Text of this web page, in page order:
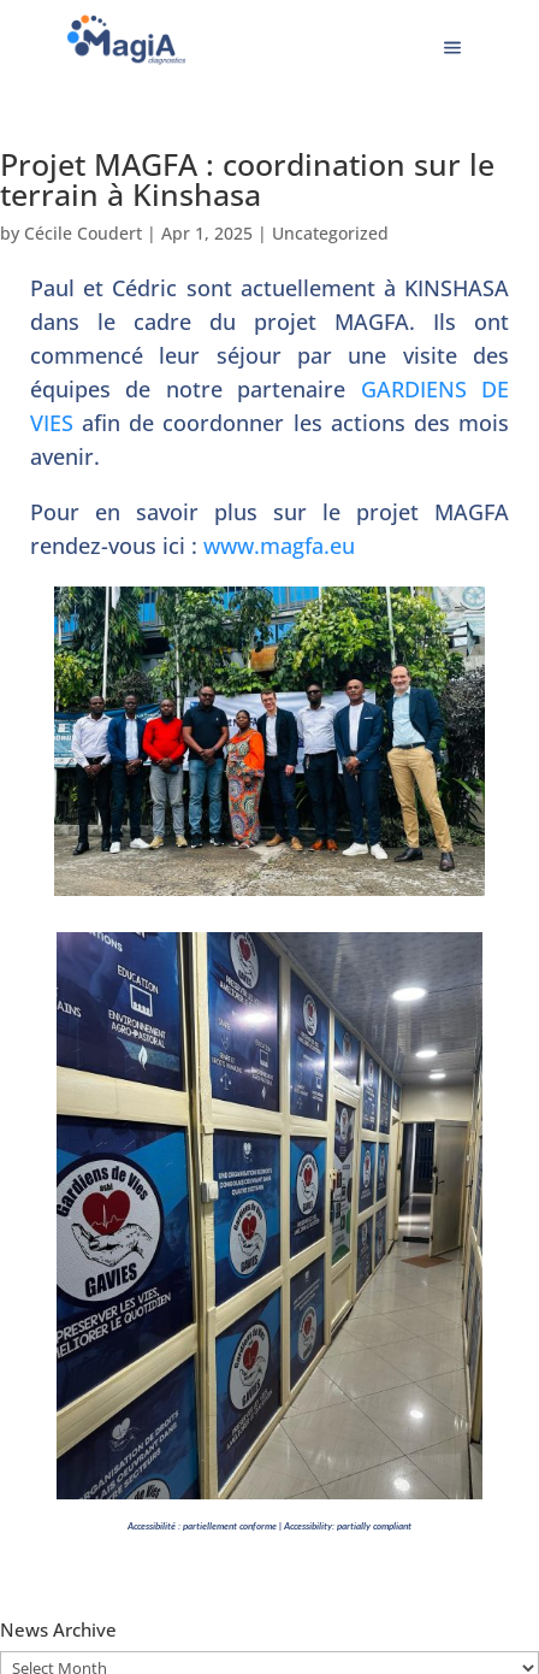
Projet MAGFA : coordination sur le
terrain à Kinshasa
by Cécile Coudert | Apr 1, 2025 | Uncategorized
Paul et Cédric sont actuellement à KINSHASA
dans le cadre du projet MAGFA. Ils ont
commencé leur séjour par une visite des
équipes de notre partenaire GARDIENS DE
VIES afin de coordonner les actions des mois
avenir.
Pour en savoir plus sur le projet MAGFA
rendez-vous ici : www.magfa.eu
Accessibilité : partiellement conforme | Accessibility: partially compliant
News Archive
News